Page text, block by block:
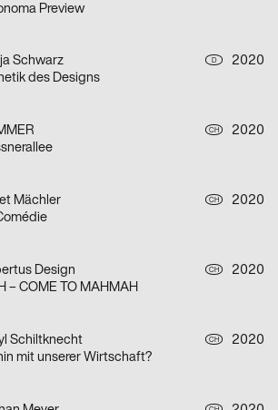
Preview
Schwarz D
2020
des Designs
CH
2020
Mächler CH
2020
Design CH
2020
– COME TO MAHMAH
Schiltknecht CH
2020
mit unserer Wirtschaft?